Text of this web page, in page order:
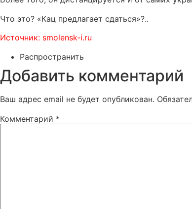
Что это? «Кац предлагает сдаться»?..
Источник: smolensk-i.ru
Распространить
Добавить комментарий
Ваш адрес email не будет опубликован.
Комментарий *